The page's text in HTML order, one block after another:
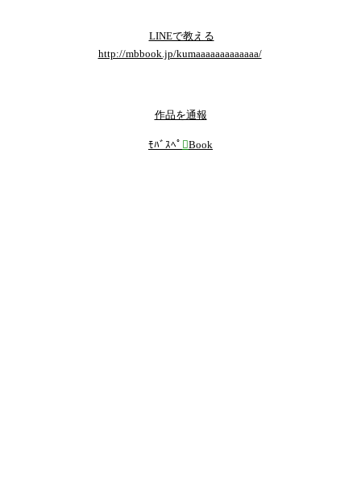
LINEで教える
http://mbbook.jp/kumaaaaaaaaaaaaa/
作品を通報
ﾓﾊﾞｽﾍﾟ Book